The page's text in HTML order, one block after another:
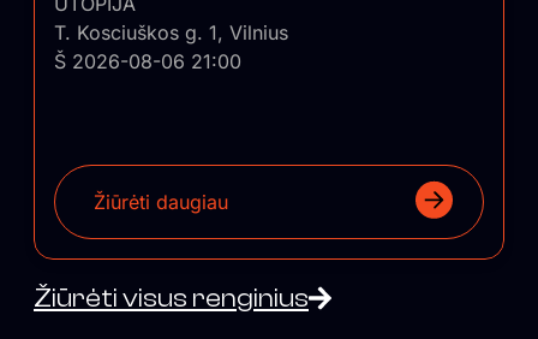
T. Kosciuškos g. 1, Vilnius
Š 2026-08-06 21:00
Žiūrėti daugiau
Žiūrėti visus renginius